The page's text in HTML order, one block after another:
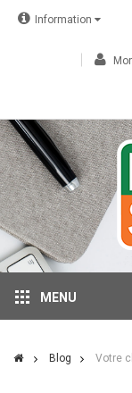
Information
MENU
Blog Votre